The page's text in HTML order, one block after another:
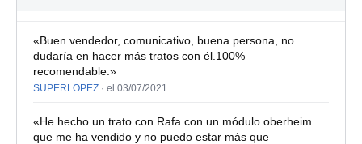
«Buen vendedor, comunicativo, buena persona, no
dudaría en hacer más tratos con él.100%
recomendable.»
SUPERLOPEZ · el 03/07/2021
«He hecho un trato con Rafa con un módulo oberheim
que me ha vendido y no puedo estar más que